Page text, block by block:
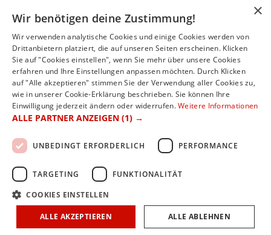
KONTAKT
Hauthaler Vertriebs GmbH
Moosstraße 52A
5020 Salzburg
Telefon: 0043 (0)662/83 04 04
Copyright © 2026 GasGas Shop Salzburg. Alle Rechte
vorbehalten.
×
Wir benötigen deine Zustimmung!
Wir verwenden analytische Cookies und einige Cookies werden von
Drittanbietern platziert, die auf unseren Seiten erscheinen. Klicken
Sie auf "Cookies einstellen", wenn Sie mehr über unsere Cookies
erfahren und Ihre Einstellungen anpassen möchten. Durch Klicken
auf "Alle akzeptieren" stimmen Sie der Verwendung aller Cookies zu,
wie in unserer Cookie-Erklärung beschrieben. Sie können Ihre
Einwilligung jederzeit ändern oder widerrufen.Weitere Informationen
ALLE PARTNER ANZEIGEN (1) →
UNBEDINGT ERFORDERLICH PERFORMANCE
TARGETING FUNKTIONALITÄT
COOKIES EINSTELLEN
ALLE AKZEPTIEREN ALLE ABLEHNEN